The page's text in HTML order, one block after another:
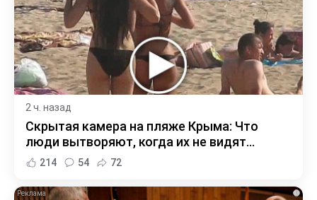
2 ч. назад
Скрытая камера на пляже Крыма: Что
люди вытворяют, когда их не видят...
214 54 72
i